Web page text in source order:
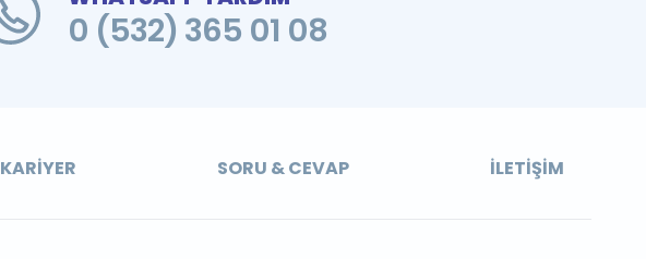
0 (532) 365 01 08
KARIYER SORU & CEVAP İLETIŞIM